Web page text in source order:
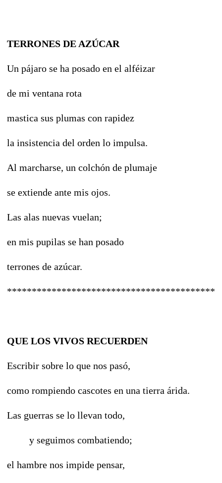
TERRONES DE AZÚCAR
Un pájaro se ha posado en el alféizar
de mi ventana rota
mastica sus plumas con rapidez
la insistencia del orden lo impulsa.
Al marcharse, un colchón de plumaje
se extiende ante mis ojos.
Las alas nuevas vuelan;
en mis pupilas se han posado
terrones de azúcar.
QUE LOS VIVOS RECUERDEN
Escribir sobre lo que nos pasó,
como rompiendo cascotes en una tierra árida.
Las guerras se lo llevan todo,
y seguimos combatiendo;
el hambre nos impide pensar,